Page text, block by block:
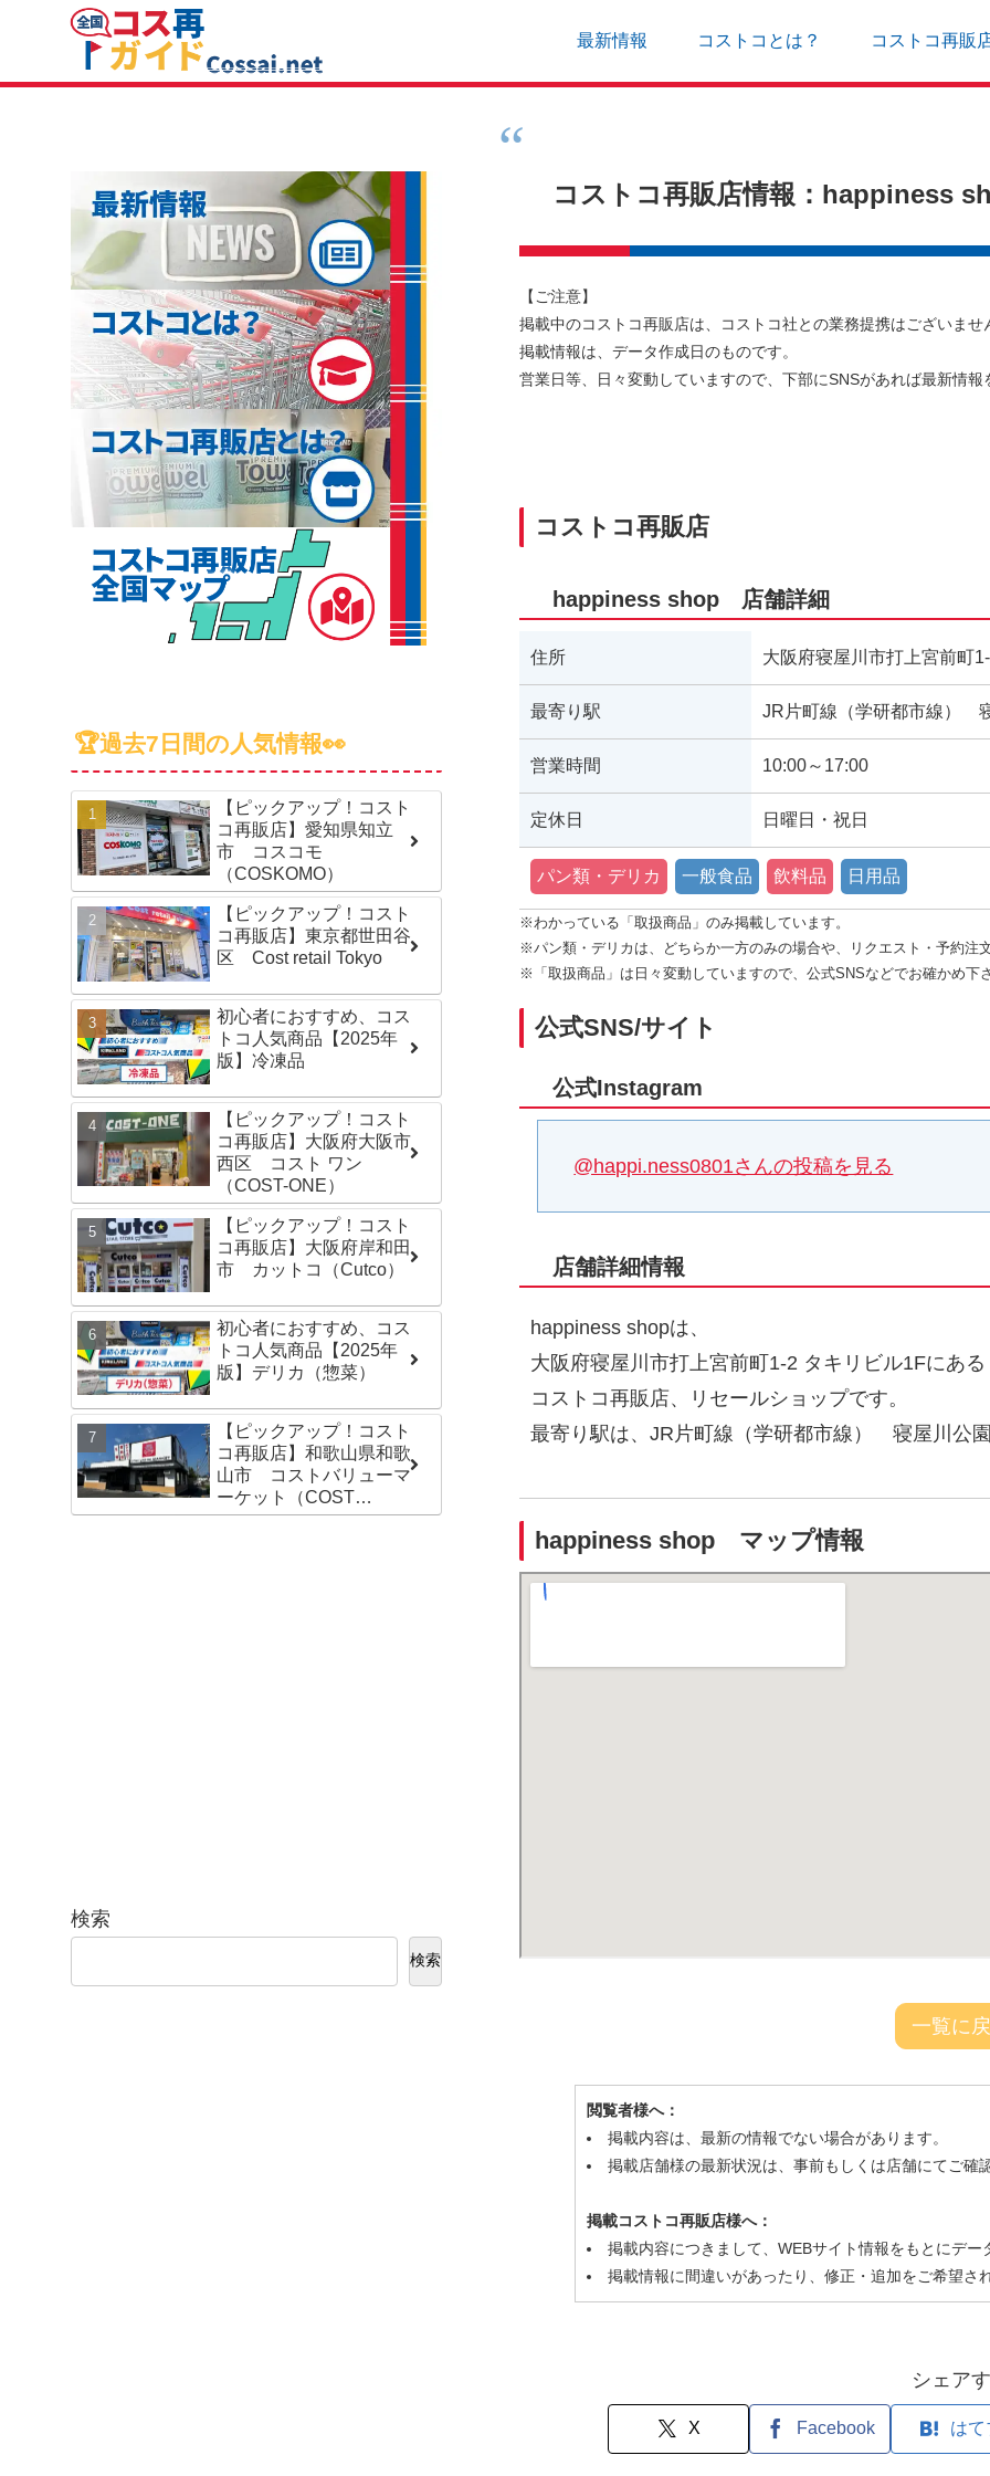
最新情報 コストコとは？ コストコ再販
コストコ再販店情報：happiness
【ご注意】
掲載中のコストコ再販店は、コストコ社との業務提携はございませ
掲載情報は、データ作成日のものです。
営業日等、日々変動していますので、下部にSNSがあれば最新情報
コストコ再販店
happiness shop 店舗詳細
住所 大阪府寝屋川市打上宮前町
最寄り駅 JR片町線（学研都市線）
営業時間 10:00～17:00
定休日 日曜日・祝日
パン類・デリカ 一般食品 飲料品 日用品
※わかっている「取扱商品」のみ掲載しています。
※パン類・デリカは、どちらか一方のみの場合や、リクエスト・予約注
※「取扱商品」は日々変動していますので、公式SNSなどでお確かめ下
公式SNS/サイト
公式Instagram
@happi.ness0801さんの投稿を見る
店舗詳細情報
happiness shopは、
大阪府寝屋川市打上宮前町1-2 タキリビル1Fにある
コストコ再販店、リセールショップです。
最寄り駅は、JR片町線（学研都市線） 寝屋川公園
happiness shop マップ情報
一覧に
閲覧者様へ：
掲載内容は、最新の情報でない場合があります。
掲載店舗様の最新状況は、事前もしくは店舗にてご確
掲載コストコ再販店様へ：
掲載内容につきまして、WEBサイト情報をもとにデー
掲載情報に間違いがあったり、修正・追加をご希望さ
シェア
X Facebook はて
🏆過去7日間の人気情報👀
【ピックアップ！コスト
コ再販店】愛知県知立
市 コスコモ
（COSKOMO）
【ピックアップ！コスト
コ再販店】東京都世田谷
区 Cost retail Tokyo
初心者におすすめ、コス
トコ人気商品【2025年
版】冷凍品
【ピックアップ！コスト
コ再販店】大阪府大阪市
西区 コスト ワン
（COST-ONE）
【ピックアップ！コスト
コ再販店】大阪府岸和田
市 カットコ（Cutco）
初心者におすすめ、コス
トコ人気商品【2025年
版】デリカ（惣菜）
【ピックアップ！コスト
コ再販店】和歌山県和歌
山市 コストバリューマ
ーケット（COST
VALUE MARKET）島崎
検索
検索